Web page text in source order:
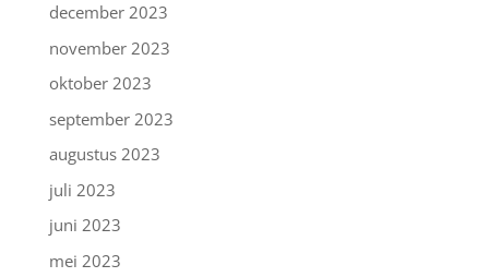
december 2023
november 2023
oktober 2023
september 2023
augustus 2023
juli 2023
juni 2023
mei 2023